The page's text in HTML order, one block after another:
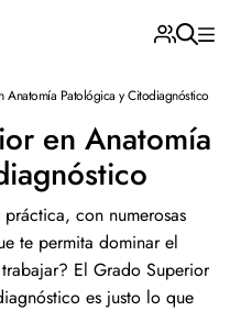
Anatomía Patológica y Citodiagnóstico
en Anatomía
con numerosas
te permita dominar el
El Grado Superior
es justo lo que